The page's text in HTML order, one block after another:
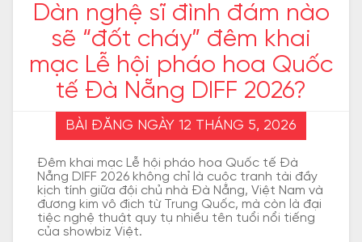
Dàn nghệ sĩ đình đám nào
sẽ “đốt cháy” đêm khai
mạc Lễ hội pháo hoa Quốc
tế Đà Nẵng DIFF 2026?
BÀI ĐĂNG NGÀY 12 THÁNG 5, 2026
Đêm khai mạc Lễ hội pháo hoa Quốc tế Đà
Nẵng DIFF 2026 không chỉ là cuộc tranh tài đầy
kịch tính giữa đội chủ nhà Đà Nẵng, Việt Nam và
đương kim vô địch từ Trung Quốc, mà còn là đại
tiệc nghệ thuật quy tụ nhiều tên tuổi nổi tiếng
của showbiz Việt.